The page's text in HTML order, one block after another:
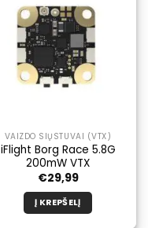
VAIZDO SIŲSTUVAI (VTX)
iFlight Borg Race 5.8G
200mW VTX
€29,99
Į KREPŠELĮ